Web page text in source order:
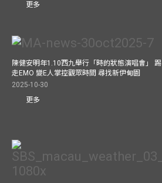
更多
陳健安明年1.10西九舉行「時的狀態演唱會」 踢
走EMO 變E人掌控觀眾時間 尋找新伊甸園
2025-10-30
更多